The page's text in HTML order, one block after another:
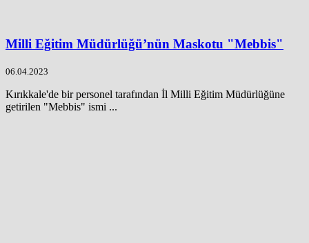
Milli Eğitim Müdürlüğü’nün Maskotu "Mebbis"
06.04.2023
Kırıkkale'de bir personel tarafından İl Milli Eğitim Müdürlüğüne
getirilen "Mebbis" ismi ...